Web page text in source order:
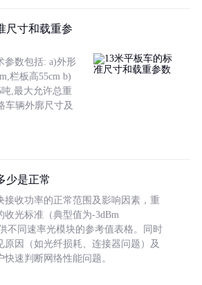
尺寸和载重参
参数包括: a)外形
栏板高55cm b)
,最大允许总重
车辆外廓尺寸及
少是正常
接收功率的正常范围及影响因素，重
收光标准（典型值为-3dBm
不同速率光模块的参考值表格。同时
原因（如光纤损耗、连接器问题）及
速判断网络性能问题。